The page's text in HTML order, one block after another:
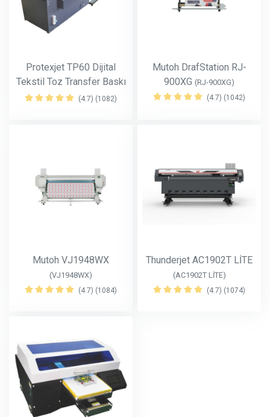
Protexjet TP60 Dijital
Tekstil Toz Transfer Baskı
Makinesi(TP60)
(4.7) (1082)
Mutoh DrafStation RJ-
900XG (RJ-900XG)
(4.7) (1042)
Mutoh VJ1948WX
(VJ1948WX)
(4.7) (1084)
Thunderjet AC1902T LİTE
(AC1902T LİTE)
(4.7) (1074)